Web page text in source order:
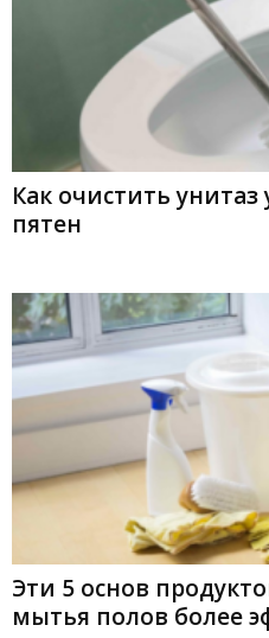
Как очистить унитаз
пятен
Эти 5 основ
мытья полов более